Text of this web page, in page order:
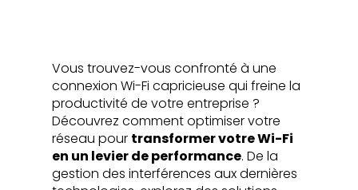
Vous trouvez-vous confronté à une
connexion Wi-Fi capricieuse qui freine la
productivité de votre entreprise ?
Découvrez comment optimiser votre
réseau pour transformer votre Wi-Fi
en un levier de performance. De la
gestion des interférences aux dernières